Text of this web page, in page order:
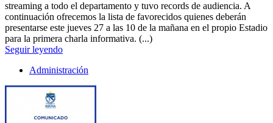
streaming a todo el departamento y tuvo records de audiencia. A
continuación ofrecemos la lista de favorecidos quienes deberán
presentarse este jueves 27 a las 10 de la mañana en el propio Estadio
para la primera charla informativa. (...)
Seguir leyendo
Administración